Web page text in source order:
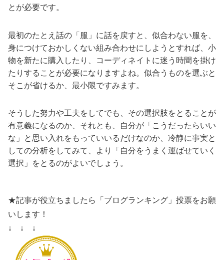
とが必要です。
最初のたとえ話の「服」に話を戻すと、似合わない服を、
身につけておかしくない組み合わせにしようとすれば、小
物を新たに購入したり、コーディネイトに迷う時間を掛け
たりすることが必要になりますよね。似合うものを選ぶと
そこが省けるか、最小限ですみます。
そうした努力や工夫をしてでも、その選択肢をとることが
有意義になるのか、それとも、自分が「こうだったらいい
な」と思い入れをもっていいるだけなのか、冷静に事実と
しての分析をしてみて、より「自分をうまく運ばせていく
選択」をとるのがよいでしょう。
★記事が役立ちましたら「ブログランキング」投票をお願
いします！
↓ ↓ ↓